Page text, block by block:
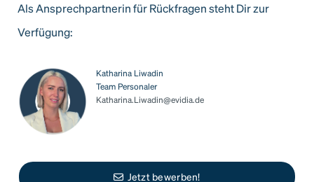
Als Ansprechpartnerin für Rückfragen steht Dir zur
Verfügung:
Katharina Liwadin
Team Personaler
Katharina.Liwadin@evidia.de
Jetzt bewerben!